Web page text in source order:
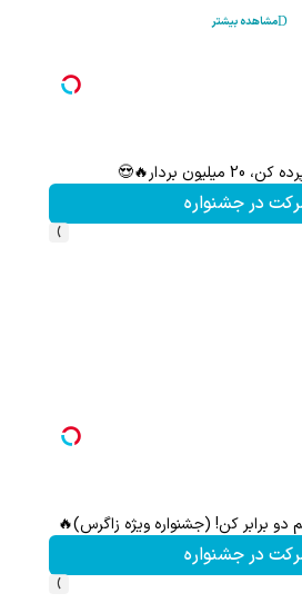
مشاهده بیشتر
در جشنواره
›
برابر کن! (جشنواره ویژه زاگرس)🔥
در جشنواره
›